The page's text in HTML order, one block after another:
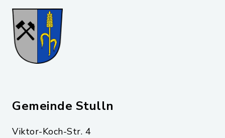
Gemeinde Stulln
Viktor-Koch-Str. 4